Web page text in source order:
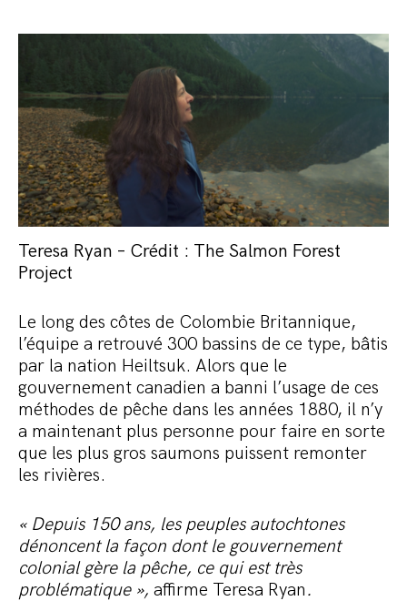
Teresa Ryan – Crédit : The Salmon Forest
Project
Le long des côtes de Colombie Britannique,
l’équipe a retrouvé 300 bassins de ce type, bâtis
par la nation Heiltsuk. Alors que le
gouvernement canadien a banni l’usage de ces
méthodes de pêche dans les années 1880, il n’y
a maintenant plus personne pour faire en sorte
que les plus gros saumons puissent remonter
les rivières.
« Depuis 150 ans, les peuples autochtones
dénoncent la façon dont le gouvernement
colonial gère la pêche, ce qui est très
problématique », affirme Teresa Ryan.